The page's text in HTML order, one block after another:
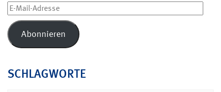
E-
Mail-
Adresse
Abonnieren
SCHLAGWORTE